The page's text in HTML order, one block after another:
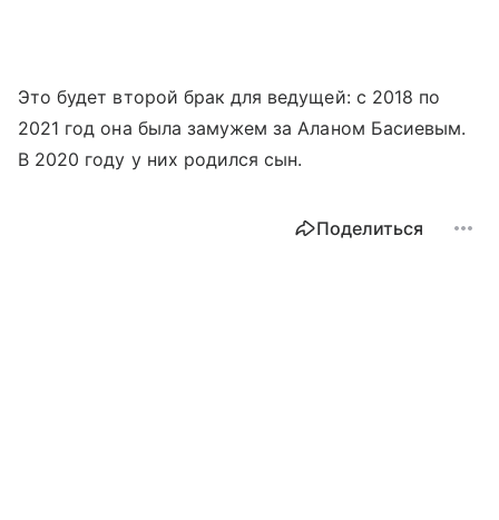
Это будет второй брак для ведущей: с 2018 по
2021 год она была замужем за Аланом Басиевым.
В 2020 году у них родился сын.
Поделиться